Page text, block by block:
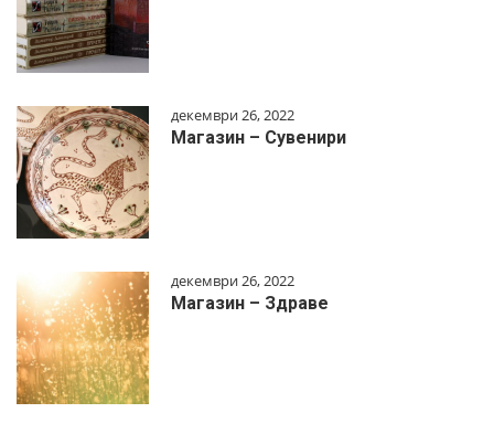
декември 26, 2022
Магазин – Сувенири
декември 26, 2022
Магазин – Здраве